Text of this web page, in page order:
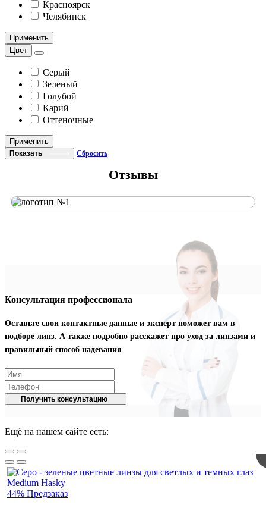
Красноярск
Челябинск
Применить
Цвет
Серый
Зеленый
Голубой
Карий
Оттеночные
Применить
Показать Сбросить
Отзывы
Консультация профессионала
Оставьте свои контактные данные и эксперт поможет вам в
подборе линз. А также подробно расскажет про уход за линзами и
правильный способ надевания
Получить консультацию
Ещё на нашем сайте есть:
44% Предзаказ